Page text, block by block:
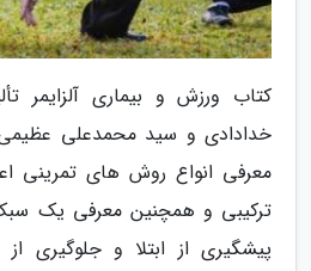
کتاب ورزش و بیماری آلزایمر
خدادادی و سید محمدعلی
معرفی انواع روش های تمرینی
ترکیبی و همچنین معرفی یک
پیشگیری از ابتلا و جلوگیری از